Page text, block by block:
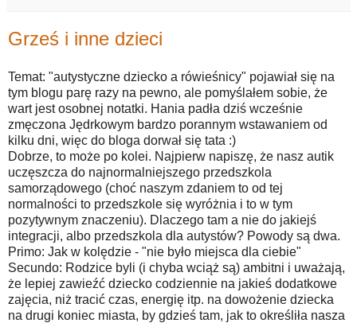
Grześ i inne dzieci
Temat: "autystyczne dziecko a rówieśnicy" pojawiał się na
tym blogu parę razy na pewno, ale pomyślałem sobie, że
wart jest osobnej notatki. Hania padła dziś wcześnie
zmęczona Jędrkowym bardzo porannym wstawaniem od
kilku dni, więc do bloga dorwał się tata :)
Dobrze, to może po kolei. Najpierw napiszę, że nasz autik
uczęszcza do najnormalniejszego przedszkola
samorządowego (choć naszym zdaniem to od tej
normalności to przedszkole się wyróżnia i to w tym
pozytywnym znaczeniu). Dlaczego tam a nie do jakiejś
integracji, albo przedszkola dla autystów? Powody są dwa.
Primo: Jak w kolędzie - "nie było miejsca dla ciebie"
Secundo: Rodzice byli (i chyba wciąż są) ambitni i uważają,
że lepiej zawieźć dziecko codziennie na jakieś dodatkowe
zajęcia, niż tracić czas, energię itp. na dowożenie dziecka
na drugi koniec miasta, by gdzieś tam, jak to określiła nasza